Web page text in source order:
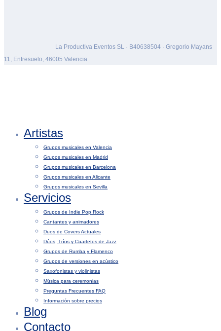
La Productiva Eventos SL · B40638504 · Gregorio Mayans
11, Entresuelo, 46005 Valencia
Artistas
Grupos musicales en Valencia
Grupos musicales en Madrid
Grupos musicales en Barcelona
Grupos musicales en Alicante
Grupos musicales en Sevilla
Servicios
Grupos de Indie Pop Rock
Cantantes y animadores
Duos de Covers Actuales
Dúos, Tríos y Cuartetos de Jazz
Grupos de Rumba y Flamenco
Grupos de versiones en acústico
Saxofonistas y violinistas
Música para ceremonias
Preguntas Frecuentes FAQ
Información sobre precios
Blog
Contacto